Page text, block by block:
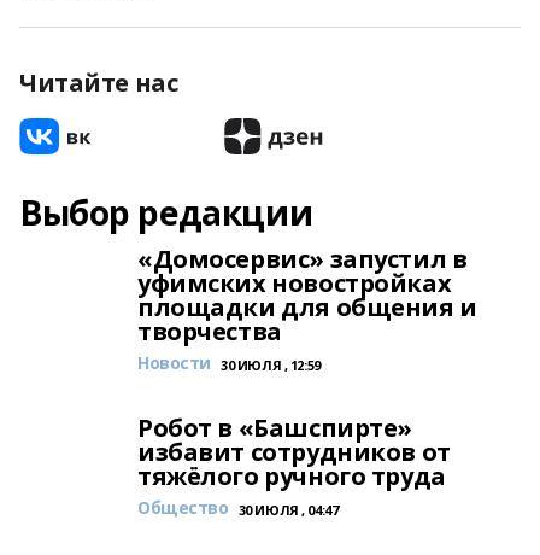
Читайте нас
Выбор редакции
«Домосервис» запустил в
уфимских новостройках
площадки для общения и
творчества
Новости 30 ИЮЛЯ , 12:59
Робот в «Башспирте»
избавит сотрудников от
тяжёлого ручного труда
Общество 30 ИЮЛЯ , 04:47